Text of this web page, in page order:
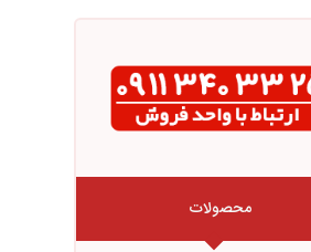
محصولات